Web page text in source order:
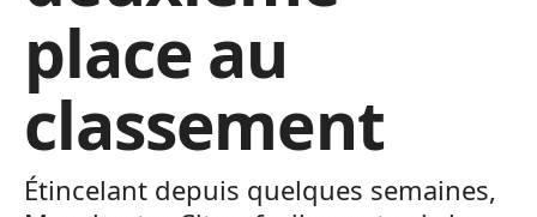
place au
classement
Étincelant depuis quelques semaines,